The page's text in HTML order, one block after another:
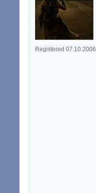
Registered 07.10.2006